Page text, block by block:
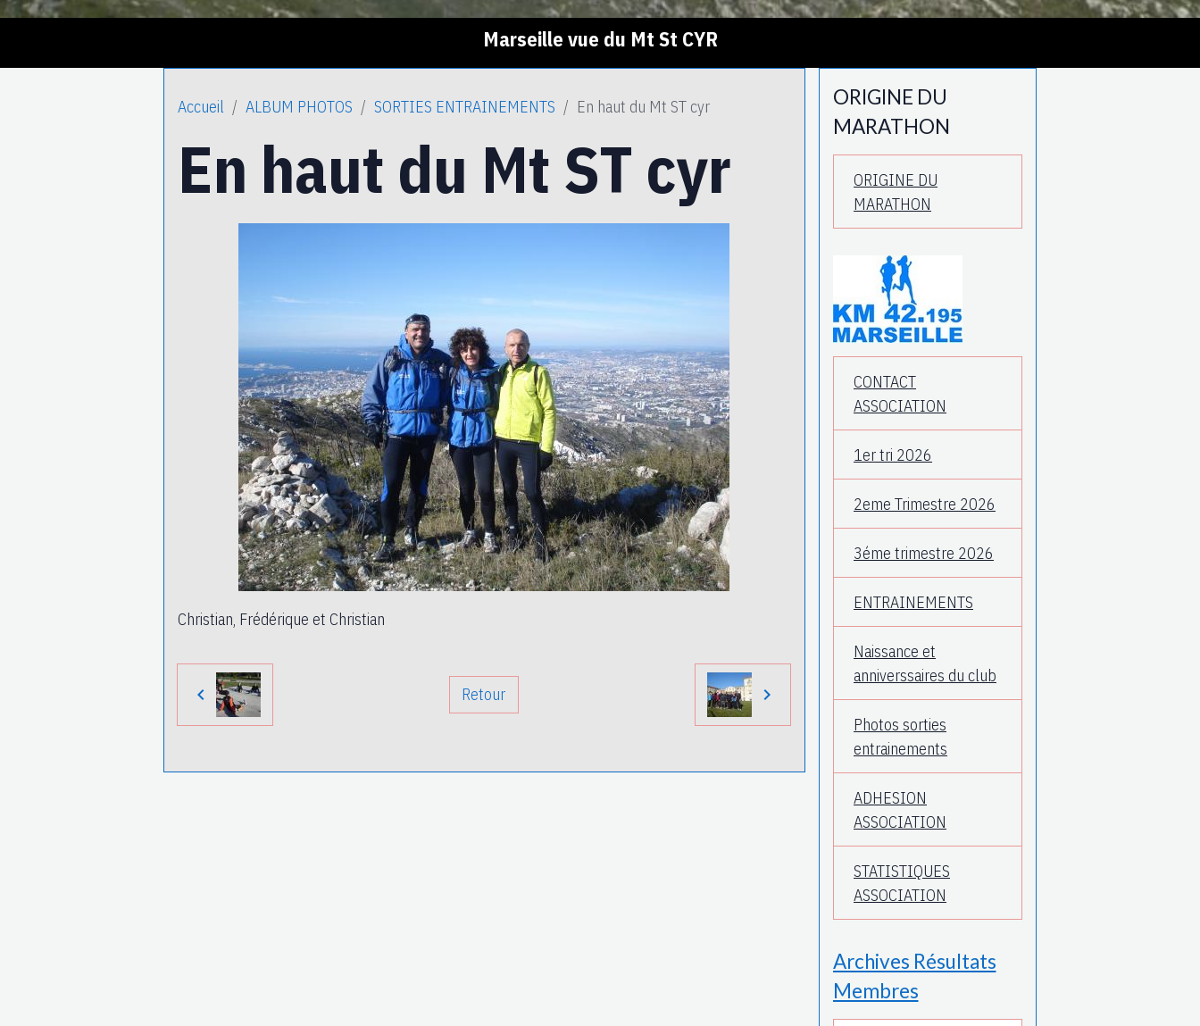
Marseille vue du Mt St CYR
Accueil ALBUM PHOTOS SORTIES ENTRAINEMENTS En haut du Mt ST cyr
En haut du Mt ST cyr
Christian, Frédérique et Christian
Retour
ORIGINE DU
MARATHON
ORIGINE DU
MARATHON
CONTACT
ASSOCIATION
1er tri 2026
2eme Trimestre 2026
3éme trimestre 2026
ENTRAINEMENTS
Naissance et
anniverssaires du club
Photos sorties
entrainements
ADHESION
ASSOCIATION
STATISTIQUES
ASSOCIATION
Archives Résultats
Membres